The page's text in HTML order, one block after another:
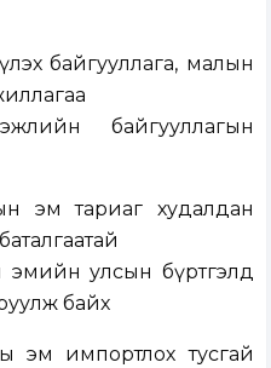
байгууллага, малын
байгууллагын
эм тариаг худалдан
эмийн улсын бүртгэлд
байх
эм импортлох тусгай